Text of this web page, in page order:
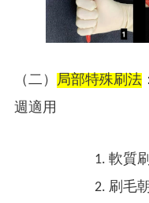
（二） 局部特殊刷法
週適用
軟質
刷毛